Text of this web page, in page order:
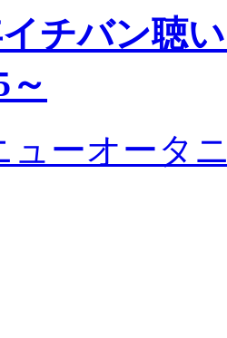
チバン聴
ューオータ